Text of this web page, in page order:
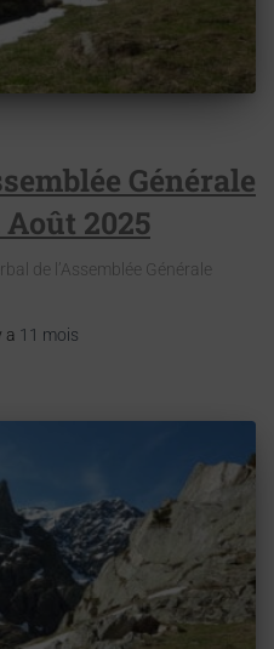
Générale
2025
de l’Assemblée Générale
a 11 mois